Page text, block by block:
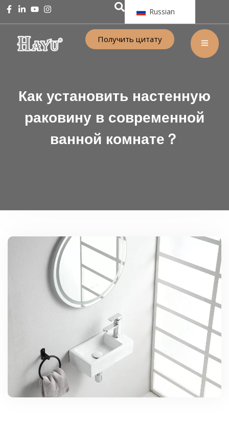
Russian
Получить цитату
Как установить настенную
раковину в современной
ванной комнате？